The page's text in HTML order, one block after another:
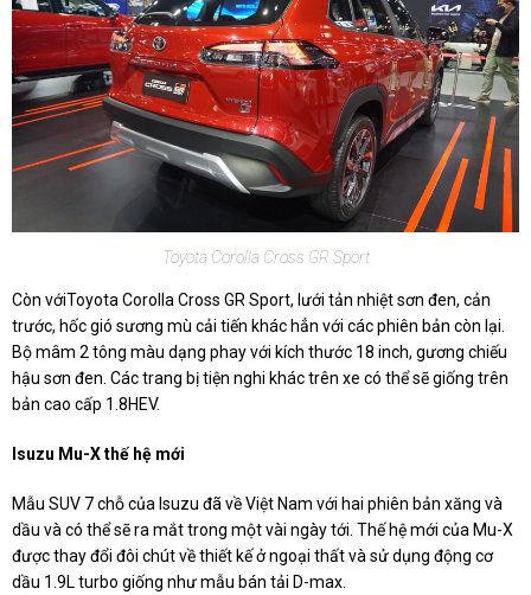
Toyota Corolla Cross GR Sport
Còn vớiToyota Corolla Cross GR Sport, lưới tản nhiệt sơn đen, cản
trước, hốc gió sương mù cải tiến khác hẳn với các phiên bản còn lại.
Bộ mâm 2 tông màu dạng phay với kích thước 18 inch, gương chiếu
hậu sơn đen. Các trang bị tiện nghi khác trên xe có thể sẽ giống trên
bản cao cấp 1.8HEV.
Isuzu Mu-X thế hệ mới
Mẫu SUV 7 chỗ của Isuzu đã về Việt Nam với hai phiên bản xăng và
dầu và có thể sẽ ra mắt trong một vài ngày tới. Thế hệ mới của Mu-X
được thay đổi đôi chút về thiết kế ở ngoại thất và sử dụng động cơ
dầu 1.9L turbo giống như mẫu bán tải D-max.